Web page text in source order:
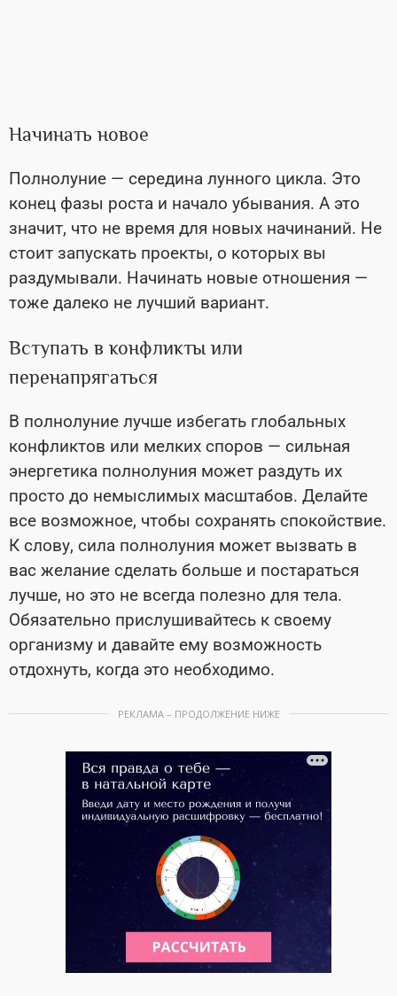
Начинать новое
Полнолуние — середина лунного цикла. Это
конец фазы роста и начало убывания. А это
значит, что не время для новых начинаний. Не
стоит запускать проекты, о которых вы
раздумывали. Начинать новые отношения —
тоже далеко не лучший вариант.
Вступать в конфликты или
перенапрягаться
В полнолуние лучше избегать глобальных
конфликтов или мелких споров — сильная
энергетика полнолуния может раздуть их
просто до немыслимых масштабов. Делайте
все возможное, чтобы сохранять спокойствие.
К слову, сила полнолуния может вызвать в
вас желание сделать больше и постараться
лучше, но это не всегда полезно для тела.
Обязательно прислушивайтесь к своему
организму и давайте ему возможность
отдохнуть, когда это необходимо.
РЕКЛАМА – ПРОДОЛЖЕНИЕ НИЖЕ